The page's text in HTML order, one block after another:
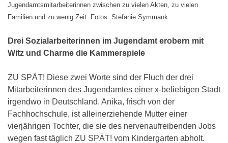
Jugendamtsmitarbeiterinnen zwischen zu vielen Akten, zu vielen
Familien und zu wenig Zeit.
Fotos: Stefanie Symmank
Drei Sozialarbeiterinnen im Jugendamt erobern mit
Witz und Charme die Kammerspiele
ZU SPÄT! Diese zwei Worte sind der Fluch der drei
Mitarbeiterinnen des Jugendamtes einer x-beliebigen Stadt
irgendwo in Deutschland. Anika, frisch von der
Fachhochschule, ist alleinerziehende Mutter einer
vierjährigen Tochter, die sie des nervenaufreibenden Jobs
wegen fast täglich ZU SPÄT! vom Kindergarten abholt.